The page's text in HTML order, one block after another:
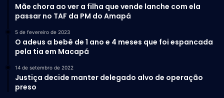
Mãe chora ao ver a filha que vende lanche com ela
passar no TAF da PM do Amapá
5 de fevereiro de 2023
O adeus a bebê de 1 ano e 4 meses que foi espancada
pela tia em Macapá
14 de setembro de 2022
Justiça decide manter delegado alvo de operação
preso